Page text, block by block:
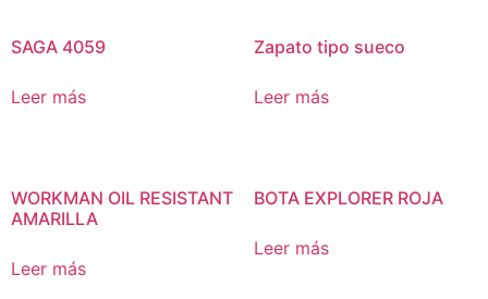
SAGA 4059
Leer más
Zapato tipo sueco
Leer más
WORKMAN OIL RESISTANT
AMARILLA
Leer más
BOTA EXPLORER ROJA
Leer más